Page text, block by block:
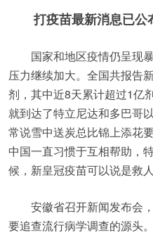
打疫苗最新消息已
国家和地区疫情仍呈现
压力继续加大。全国共报告
剂，其中近8天累计超过1亿
就到达了特立尼达和多巴哥
常说雪中送炭总比锦上添花
中国一直习惯于互相帮助，
候，新皇冠疫苗可以说是救人
安徽省召开新闻发布会
要追查流行病学调查的源头